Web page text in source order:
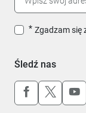
Zgadzam się
Śledź nas
Uwaga,